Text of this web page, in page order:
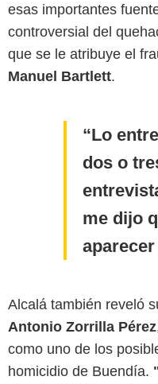
esas importantes
controversial del
que se le atribuye el
Manuel Bartlett.
Lo
dos o
me dijo
Alcalá también reveló
Antonio Zorrilla Pérez
como uno de los
homicidio de Buendía.